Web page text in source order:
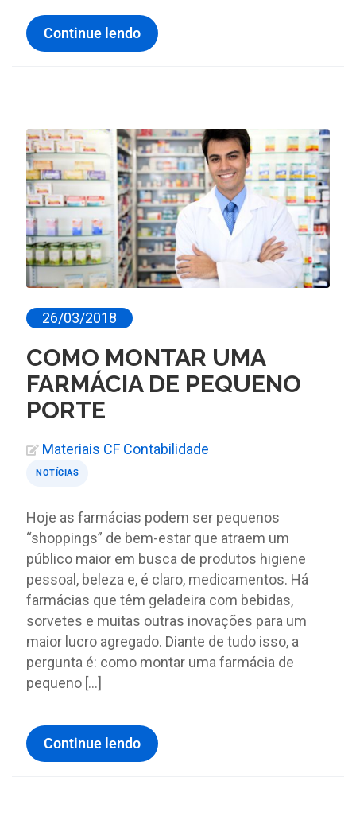
Continue lendo
26/03/2018
COMO MONTAR UMA
FARMÁCIA DE PEQUENO
PORTE
Materiais CF Contabilidade
NOTÍCIAS
Hoje as farmácias podem ser pequenos
“shoppings” de bem-estar que atraem um
público maior em busca de produtos higiene
pessoal, beleza e, é claro, medicamentos. Há
farmácias que têm geladeira com bebidas,
sorvetes e muitas outras inovações para um
maior lucro agregado. Diante de tudo isso, a
pergunta é: como montar uma farmácia de
pequeno […]
Continue lendo